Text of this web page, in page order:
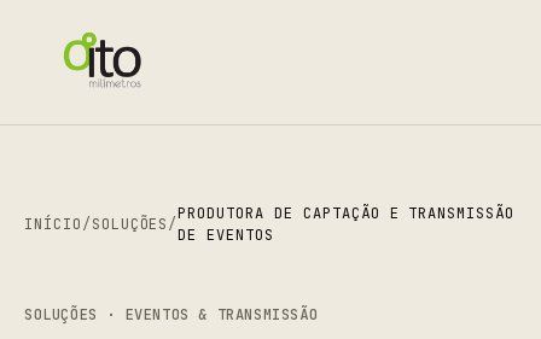
INÍCIO/SOLUÇÕES/
PRODUTORA DE CAPTAÇÃO E TRANSMISSÃO
DE EVENTOS
SOLUÇÕES · EVENTOS & TRANSMISSÃO